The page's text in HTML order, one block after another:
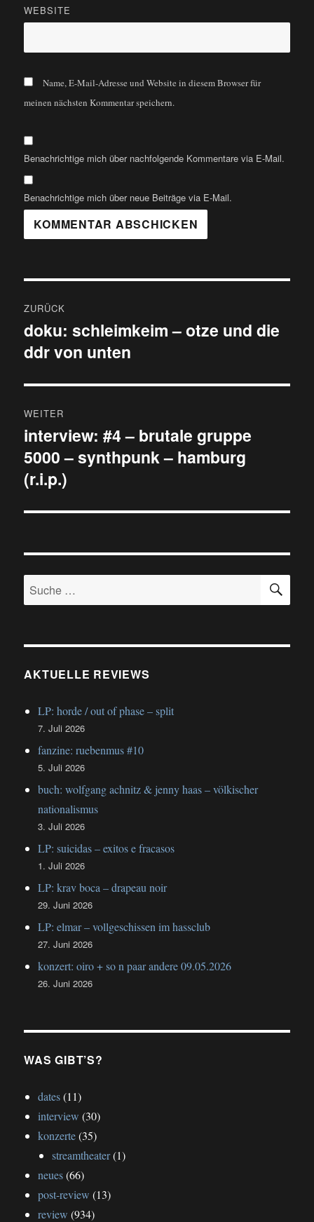
WEBSITE
Name, E-Mail-Adresse und Website in diesem Browser für
meinen nächsten Kommentar speichern.
Benachrichtige mich über nachfolgende Kommentare via E-Mail.
Benachrichtige mich über neue Beiträge via E-Mail.
ZURÜCK
Vorheriger
Beitrag:
doku: schleimkeim – otze und die
ddr von unten
WEITER
Nächster
Beitrag:
interview: #4 – brutale gruppe
5000 – synthpunk – hamburg
(r.i.p.)
Suche
nach:
AKTUELLE REVIEWS
LP: horde / out of phase – split
7. Juli 2026
fanzine: ruebenmus #10
5. Juli 2026
buch: wolfgang achnitz & jenny haas – völkischer
nationalismus
3. Juli 2026
LP: suicidas – exitos e fracasos
1. Juli 2026
LP: krav boca – drapeau noir
29. Juni 2026
LP: elmar – vollgeschissen im hassclub
27. Juni 2026
konzert: oiro + so n paar andere 09.05.2026
26. Juni 2026
WAS GIBT’S?
dates(11)
interview (30)
konzerte(35)
streamtheater(1)
neues(66)
post-review (13)
review (934)